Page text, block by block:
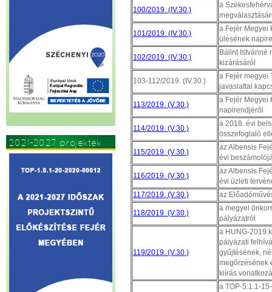
2021-2027 projektek
100/2019. (IV.30.)
a
101/2019. (IV.30.)
a Fejér Megyei
ülésének
102/2019. (IV.30.)
Bálint Istvánné
kizárásáról
103-112/2019. (IV.30.)
a Fejér megyei
javaslattal
113/2019. (V.30.)
a Fejér Megyei
napirendjéről
114/2019. (V.30.)
a 2018. évi
összefoglaló
115/2019. (V.30.)
az Albensis
évi
116/2019. (V.30.)
az Albensis
évi üzleti
117/2019. (V.30.)
az
118/2019. (V.30.)
a megyei
pályázatról
119/2019. (V.30.)
a HUNG-2019
pályázati
gyűjtésének,
megőrzésének
kiírás
a TOP-5.1.1-